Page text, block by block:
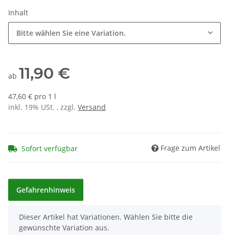
Inhalt
Bitte wählen Sie eine Variation.
ab 11,90 €
47,60 € pro 1 l
inkl. 19% USt. , zzgl. Versand
Sofort verfügbar Frage zum Artikel
Gefahrenhinweis
x
Dieser Artikel hat Variationen. Wählen Sie bitte die
gewünschte Variation aus.